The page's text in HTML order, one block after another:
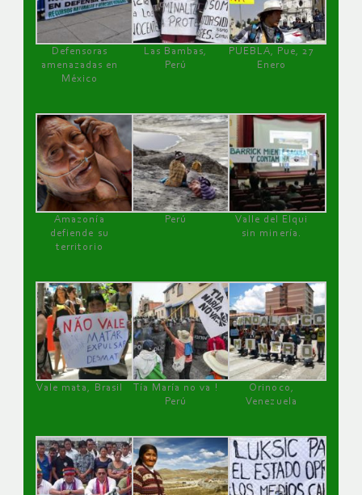
Defensoras
amenazadas en
México
Las Bambas,
Perú
PUEBLA, Pue, 27
Enero
Amazonía
defiende su
territorio
Perú
Valle del Elqui
sin minería.
Vale mata, Brasil
Tía María no va !
Perú
Orinoco,
Venezuela